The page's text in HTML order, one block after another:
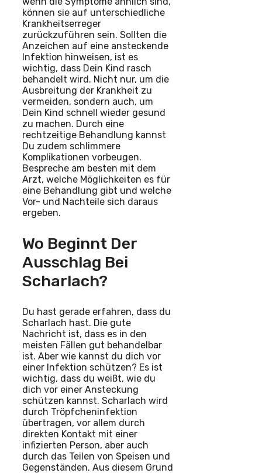
können sie auf unterschiedliche
Krankheitserreger
zurückzuführen sein. Sollten die
Anzeichen auf eine ansteckende
Infektion hinweisen, ist es
wichtig, dass Dein Kind rasch
behandelt wird. Nicht nur, um die
Ausbreitung der Krankheit zu
vermeiden, sondern auch, um
Dein Kind schnell wieder gesund
zu machen. Durch eine
rechtzeitige Behandlung kannst
Du zudem schlimmere
Komplikationen vorbeugen.
Bespreche am besten mit dem
Arzt, welche Möglichkeiten es für
eine Behandlung gibt und welche
Vor- und Nachteile sich daraus
ergeben.
Wo Beginnt Der
Ausschlag Bei
Scharlach?
Du hast gerade erfahren, dass du
Scharlach hast. Die gute
Nachricht ist, dass es in den
meisten Fällen gut behandelbar
ist. Aber wie kannst du dich vor
einer Infektion schützen? Es ist
wichtig, dass du weißt, wie du
dich vor einer Ansteckung
schützen kannst. Scharlach wird
durch Tröpfcheninfektion
übertragen, vor allem durch
direkten Kontakt mit einer
infizierten Person, aber auch
durch das Teilen von Speisen und
Gegenständen. Aus diesem Grund